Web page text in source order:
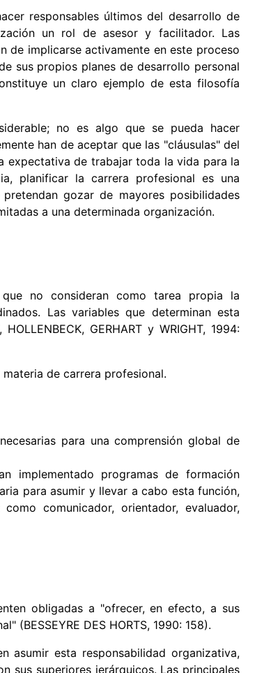
responsables últimos del desarrollo de
un rol de asesor y facilitador. Las
de implicarse activamente en este proceso
sus propios planes de desarrollo personal
un claro ejemplo de esta filosofía
no es algo que se pueda hacer
han de aceptar que las "cláusulas" del
expectativa de trabajar toda la vida para la
planificar la carrera profesional es una
gozar de mayores posibilidades
a una determinada organización.
no consideran como tarea propia la
Las variables que determinan esta
GERHART y WRIGHT, 1994:
de carrera profesional.
para una comprensión global de
implementado programas de formación
para asumir y llevar a cabo esta función,
comunicador, orientador, evaluador,
obligadas a "ofrecer, en efecto, a sus
(BESSEYRE DES HORTS, 1990: 158).
asumir esta responsabilidad organizativa,
sus superiores jerárquicos. Las principales